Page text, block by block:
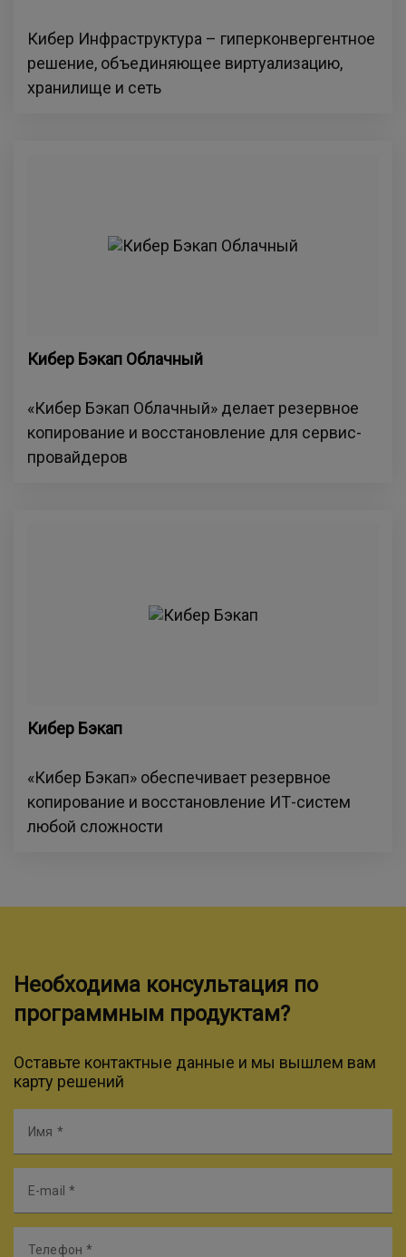
Кибер Инфраструктура – гиперконвергентное
решение, объединяющее виртуализацию,
хранилище и сеть
Кибер Бэкап Облачный
«Кибер Бэкап Облачный» делает резервное
копирование и восстановление для сервис-
провайдеров
Кибер Бэкап
«Кибер Бэкап» обеспечивает резервное
копирование и восстановление ИТ-систем
любой сложности
Необходима консультация по
программным продуктам?
Оставьте контактные данные и мы вышлем вам
карту решений
Имя
E-mail
Телефон